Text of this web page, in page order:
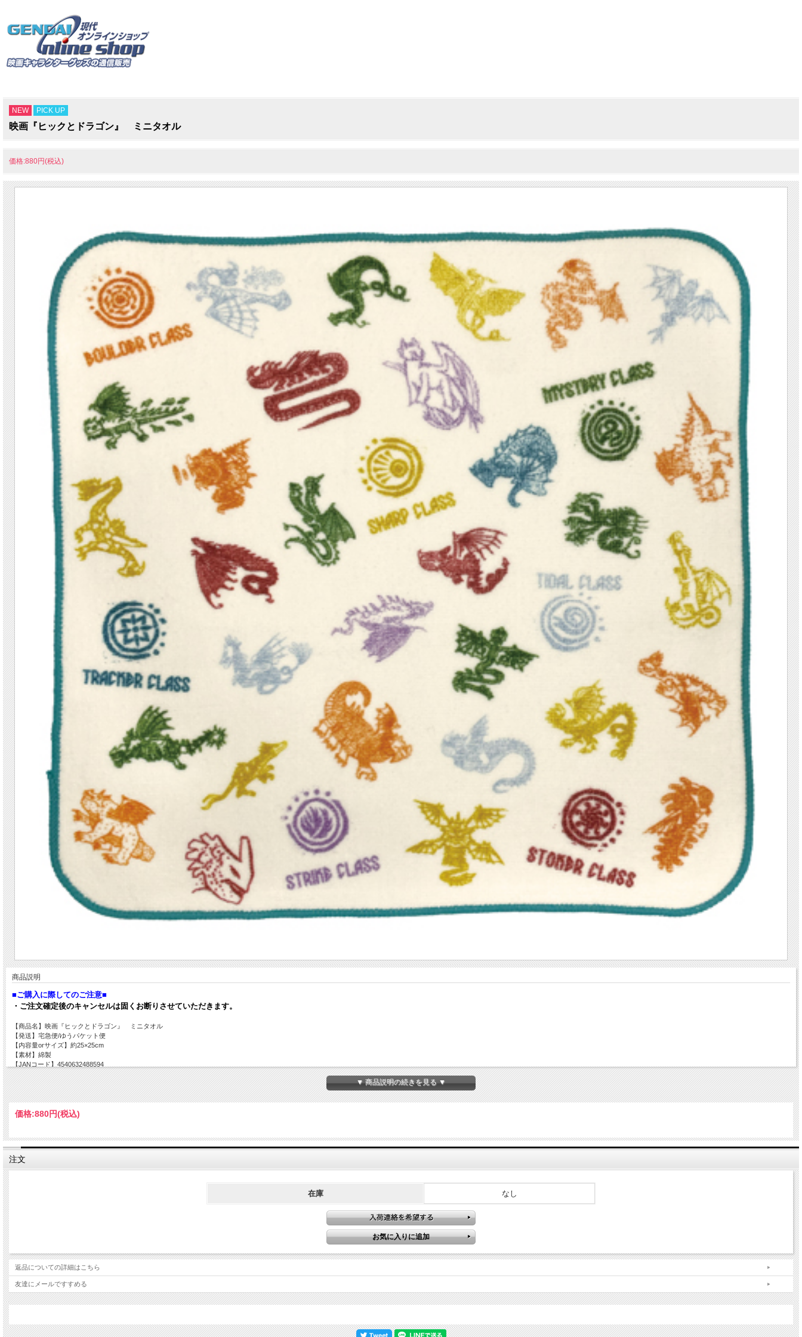
NEW PICK UP
映画『ヒックとドラゴン』 ミニタオル
価格:880円(税込)
商品説明
■ご購入に際してのご注意■
・ご注文確定後のキャンセルは固くお断りさせていただきます。
【商品名】映画『ヒックとドラゴン』 ミニタオル
【発送】宅急便/ゆうパケット便
【内容量orサイズ】約25×25cm
【素材】綿製
【JANコード】4540632488594
▼ 商品説明の続きを見る ▼
価格:880円(税込)
注文
在庫 なし
返品についての詳細はこちら
友達にメールですすめる